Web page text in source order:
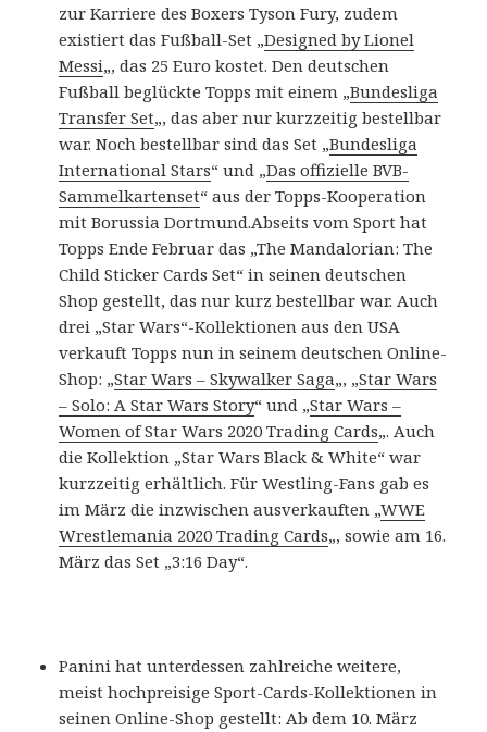
zur Karriere des Boxers Tyson Fury, zudem
existiert das Fußball-Set „Designed by Lionel
Messi„, das 25 Euro kostet. Den deutschen
Fußball beglückte Topps mit einem „Bundesliga
Transfer Set„, das aber nur kurzzeitig bestellbar
war. Noch bestellbar sind das Set „Bundesliga
International Stars“ und „Das offizielle BVB-
Sammelkartenset“ aus der Topps-Kooperation
mit Borussia Dortmund.Abseits vom Sport hat
Topps Ende Februar das „The Mandalorian: The
Child Sticker Cards Set“ in seinen deutschen
Shop gestellt, das nur kurz bestellbar war. Auch
drei „Star Wars“-Kollektionen aus den USA
verkauft Topps nun in seinem deutschen Online-
Shop: „Star Wars – Skywalker Saga„, „Star Wars
– Solo: A Star Wars Story“ und „Star Wars –
Women of Star Wars 2020 Trading Cards„. Auch
die Kollektion „Star Wars Black & White“ war
kurzzeitig erhältlich. Für Westling-Fans gab es
im März die inzwischen ausverkauften „WWE
Wrestlemania 2020 Trading Cards„, sowie am 16.
März das Set „3:16 Day“.
Panini hat unterdessen zahlreiche weitere,
meist hochpreisige Sport-Cards-Kollektionen in
seinen Online-Shop gestellt: Ab dem 10. März